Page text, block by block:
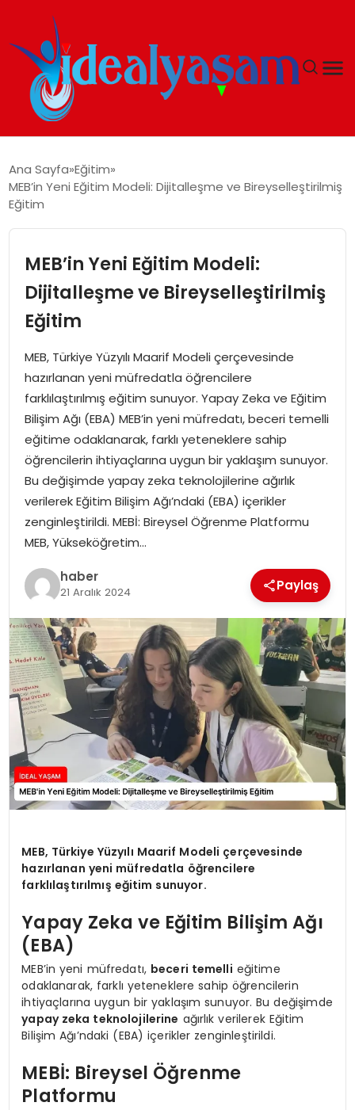
GÜNDEM
İDEAL SPOR
YAŞAM
MAGAZIN
SAĞLIK
SOSYAL HABER
Ana Sayfa Eğitim
MEB’in Yeni Eğitim Modeli: Dijitalleşme ve Bireyselleştirilmiş
Eğitim
MEB’in Yeni Eğitim Modeli:
Dijitalleşme ve Bireyselleştirilmiş
Eğitim
MEB, Türkiye Yüzyılı Maarif Modeli çerçevesinde
hazırlanan yeni müfredatla öğrencilere
farklılaştırılmış eğitim sunuyor. Yapay Zeka ve Eğitim
Bilişim Ağı (EBA) MEB’in yeni müfredatı, beceri temelli
eğitime odaklanarak, farklı yeteneklere sahip
öğrencilerin ihtiyaçlarına uygun bir yaklaşım sunuyor.
Bu değişimde yapay zeka teknolojilerine ağırlık
verilerek Eğitim Bilişim Ağı’ndaki (EBA) içerikler
zenginleştirildi. MEBİ: Bireysel Öğrenme Platformu
MEB, Yükseköğretim…
haber
21 Aralık 2024 Paylaş
MEB, Türkiye Yüzyılı Maarif Modeli çerçevesinde
hazırlanan yeni müfredatla öğrencilere
farklılaştırılmış eğitim sunuyor.
Yapay Zeka ve Eğitim Bilişim Ağı
(EBA)
MEB’in yeni müfredatı, beceri temelli eğitime
odaklanarak, farklı yeteneklere sahip öğrencilerin
ihtiyaçlarına uygun bir yaklaşım sunuyor. Bu değişimde
yapay zeka teknolojilerine ağırlık verilerek Eğitim
Bilişim Ağı’ndaki (EBA) içerikler zenginleştirildi.
MEBİ: Bireysel Öğrenme
Platformu